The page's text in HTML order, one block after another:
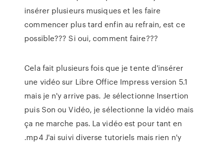
insérer plusieurs musiques et les faire
commencer plus tard enfin au refrain, est ce
possible??? Si oui, comment faire???
Cela fait plusieurs fois que je tente d'insérer
une vidéo sur Libre Office Impress version 5.1
mais je n'y arrive pas. Je sélectionne Insertion
puis Son ou Vidéo, je sélectionne la vidéo mais
ça ne marche pas. La vidéo est pour tant en
.mp4 J'ai suivi diverse tutoriels mais rien n'y